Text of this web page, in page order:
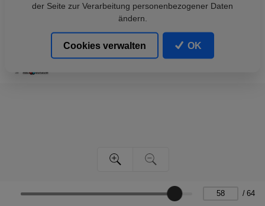
/ 64
der Seite zur Verarbeitung personenbezogener Daten
ändern.
Cookies verwalten OK